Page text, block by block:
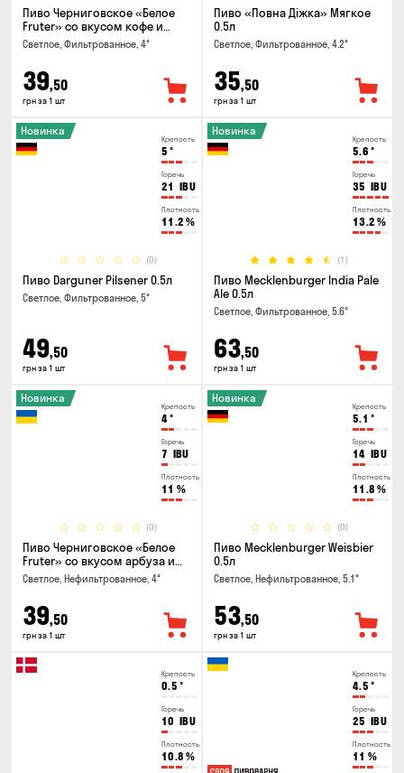
Пиво Черниговское «Белое
Fruter» со вкусом кофе и
апельсина 0.5 л
Светлое, Фильтрованное, 4°
39,50
грн за 1 шт
Пиво «Повна Діжка» Мягкое
0.5л
Светлое, Фильтрованное, 4.2°
35,50
грн за 1 шт
Крепость
5 °
Горечь
21 IBU
Плотность
11.2 %
(0)
Новинка
Пиво Darguner Pilsener 0.5л
Светлое, Фильтрованное, 5°
49,50
грн за 1 шт
Крепость
5.6 °
Горечь
35 IBU
Плотность
13.2 %
(1)
Новинка
Пиво Mecklenburger India Pale
Ale 0.5л
Светлое, Фильтрованное, 5.6°
63,50
грн за 1 шт
Крепость
4°
Горечь
7 IBU
Плотность
11 %
(0)
Новинка
Пиво Черниговское «Белое
Fruter» со вкусом арбуза и
мяты 0.5л
Светлое, Нефильтрованное, 4°
39,50
грн за 1 шт
Крепость
5.1 °
Горечь
14 IBU
Плотность
11.8 %
(0)
Новинка
Пиво Mecklenburger Weisbier
0.5л
Светлое, Нефильтрованное, 5.1°
53,50
грн за 1 шт
Крепость
0.5 °
Горечь
10 IBU
Плотность
10.8 %
Крепость
4.5 °
Горечь
25 IBU
Плотность
11 %